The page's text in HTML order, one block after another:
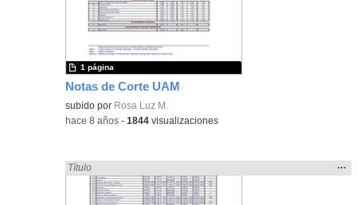
Notas de Corte UAM
subido por Rosa Luz M.
1 página
-hace 8 años -1844 visualizaciones
Encontrado «cortar» en:
Título
la
…